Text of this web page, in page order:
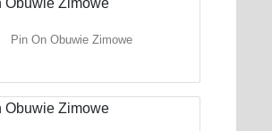
Pin On Obuwie Zimowe